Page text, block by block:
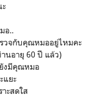
อ..
วจกับคุณหมออยู่ไหมคะ
นอายุ 60 ปี แล้ว)
งมีคุณหมอ
แยะ
ะสดใส